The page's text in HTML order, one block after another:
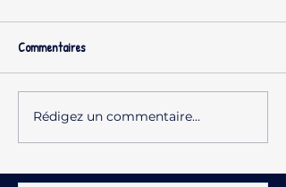
Commentaires
Rédigez un commentaire...